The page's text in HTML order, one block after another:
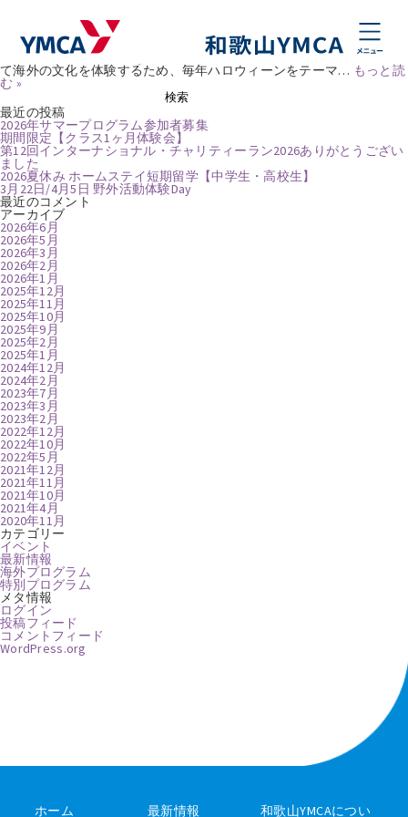
こども英語ハロウィンレッスン
2025年10月1日 natsumikobayashi
Enjoy English! Halloween Lesson 今年もみんなが楽しみにしているHal
loweenの季節がやってきました！ ＹＭＣＡでは英語学習の一環とし
て海外の文化を体験するため、毎年ハロウィーンをテーマ… もっと読
む »
検
索:
検索
最近の投稿
2026年サマープログラム参加者募集
期間限定【クラス1ヶ月体験会】
第12回インターナショナル・チャリティーラン2026ありがとうござい
ました
2026夏休み ホームステイ短期留学【中学生・高校生】
3月22日/4月5日 野外活動体験Day
最近のコメント
アーカイブ
2026年6月
2026年5月
2026年3月
2026年2月
2026年1月
2025年12月
2025年11月
2025年10月
2025年9月
2025年2月
2025年1月
2024年12月
2024年2月
2023年7月
2023年3月
2023年2月
2022年12月
2022年10月
2022年5月
2021年12月
2021年11月
2021年10月
2021年4月
2020年11月
カテゴリー
イベント
最新情報
海外プログラム
特別プログラム
メタ情報
ログイン
投稿フィード
コメントフィード
WordPress.org
ホーム 最新情報 和歌山YMCAについ